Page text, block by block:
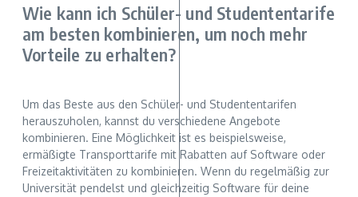
Wie kann ich Schüler- und Studententarife
am besten kombinieren, um noch mehr
Vorteile zu erhalten?
Um das Beste aus den Schüler- und Studententarifen
herauszuholen, kannst du verschiedene Angebote
kombinieren. Eine Möglichkeit ist es beispielsweise,
ermäßigte Transporttarife mit Rabatten auf Software oder
Freizeitaktivitäten zu kombinieren. Wenn du regelmäßig zur
Universität pendelst und gleichzeitig Software für deine